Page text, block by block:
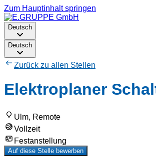
Zum Hauptinhalt springen
Deutsch
Deutsch
Zurück zu allen Stellen
Elektroplaner
Ulm, Remote
Vollzeit
Festanstellung
Auf diese Stelle bewerben